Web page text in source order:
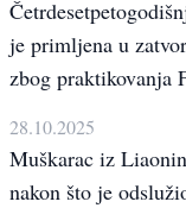
je primljena u
zbog praktikovanja
28.10.2025
Muškarac iz
nakon što je